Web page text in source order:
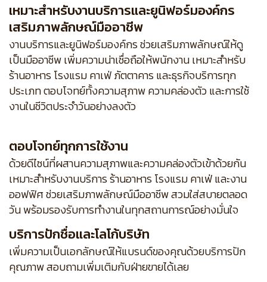
เหมาะสำหรับงานบริการและยูนิฟอร์มองค์กร
เสริมภาพลักษณ์มืออาชีพ
งานบริการและยูนิฟอร์มองค์กร ช่วยเสริมภาพลักษณ์ให้ดู
เป็นมืออาชีพ เพิ่มความน่าเชื่อถือให้พนักงาน เหมาะสำหรับ
ร้านอาหาร โรงแรม คาเฟ่ ภัตตาคาร และธุรกิจบริการทุก
ประเภท ตอบโจทย์ทั้งความสุภาพ ความคล่องตัว และการใช้
งานในชีวิตประจำวันอย่างลงตัว
ตอบโจทย์ทุกการใช้งาน
ด้วยดีไซน์ที่ผสานความสุภาพและความคล่องตัวเข้าด้วยกัน
เหมาะสำหรับงานบริการ ร้านอาหาร โรงแรม คาเฟ่ และงาน
ออฟฟิศ ช่วยเสริมภาพลักษณ์มืออาชีพ สวมใส่สบายตลอด
วัน พร้อมรองรับการทำงานในทุกสถานการณ์อย่างมั่นใจ
บริการปักชื่อและโลโก้บริษัท
เพิ่มความเป็นเอกลักษณ์ให้แบรนด์ของคุณด้วยบริการปัก
คุณภาพ สอบถามเพิ่มเติมกับฝ่ายขายได้เลย